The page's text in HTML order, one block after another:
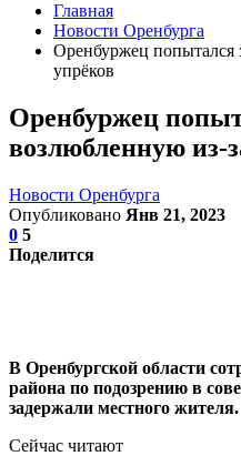
Главная
Новости Оренбурга
Оренбуржец попытался
упрёков
Оренбуржец
возлюбленную из-
Новости Оренбурга
Опубликовано Янв 21, 2023
0 5
Поделится
В Оренбургской области
района по подозрению в
задержали местного жителя.
Сейчас читают